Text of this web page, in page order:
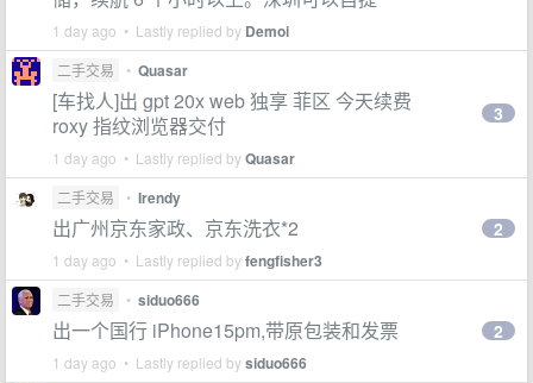
1 day ago • Lastly replied by Demoi
二手交易 • Quasar
[车找人]出 gpt 20x web 独享 菲区 今天续费
roxy 指纹浏览器交付
1 day ago • Lastly replied byQuasar
3
二手交易 • Irendy
出广州京东家政、京东洗衣*2
1 day ago • Lastly replied byfengfisher3
2
二手交易 • siduo666
出一个国行 iPhone15pm,带原包装和发票
1 day ago • Lastly replied bysiduo666
2